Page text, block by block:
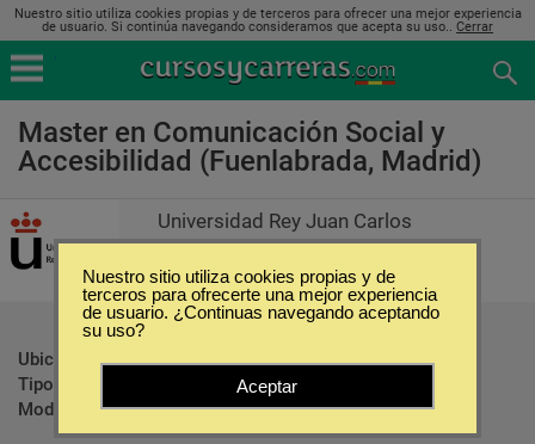
Nuestro sitio utiliza cookies propias y de terceros para ofrecer una mejor experiencia
de usuario. Si continúa navegando consideramos que acepta su uso.. Cerrar
Master en Comunicación Social y
Accesibilidad (Fuenlabrada, Madrid)
Universidad Rey Juan Carlos
Ubicación:
Fuenlabrada - Madrid
Tipo:
Modalidad:
Presencial
Nuestro sitio utiliza cookies propias y de
terceros para ofrecerte una mejor experiencia
de usuario. ¿Continuas navegando aceptando
su uso?
Aceptar